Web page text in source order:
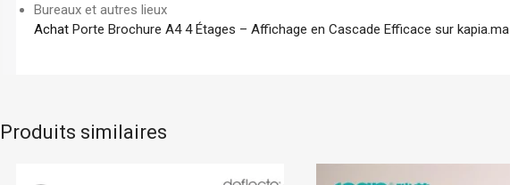
Bureaux et autres lieux
Achat Porte Brochure A4 4 Étages – Affichage en Cascade Efficace sur kapia.ma
Produits similaires
Reap